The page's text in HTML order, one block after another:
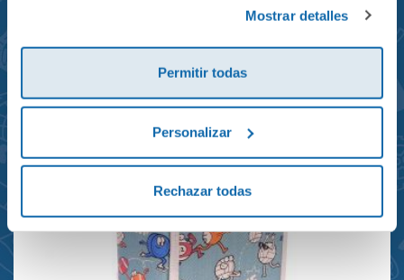
Mostrar detalles
Permitir todas
Personalizar
Rechazar todas
reciclada 21x10x28cm
23,95€